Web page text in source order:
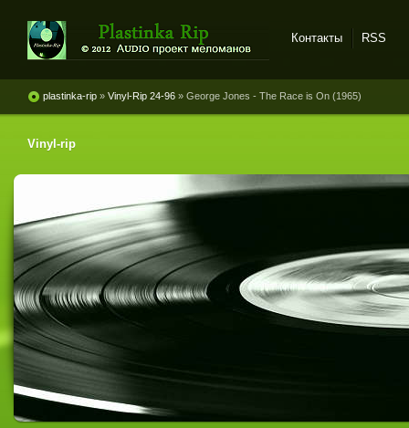
винила и магнитоальбомов
Контакты RSS
plastinka-rip » Vinyl-Rip 24-96 » George Jones - The Race is On (1965)
Vinyl-rip